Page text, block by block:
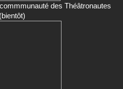
des Théâtronautes
(bientôt)